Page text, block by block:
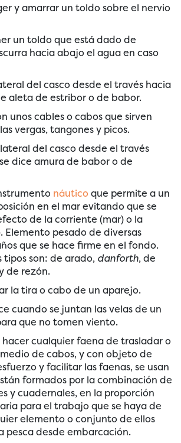
y amarrar un toldo sobre el nervio
un toldo que está dado de
hacia abajo el agua en caso
del casco desde el través hacia
aleta de estribor o de babor.
unos cables o cabos que sirven
vergas, tangones y picos.
del casco desde el través
dice amura de babor o de
náuticoque permite a un
en el mar evitando que se
de la corriente (mar) o la
Elemento pesado de diversas
que se hace firme en el fondo.
tipos son: de arado, danforth, de
de rezón.
la tira o cabo de un aparejo.
cuando se juntan las velas de un
que no tomen viento.
hacer cualquier faena de trasladar o
de cabos, y con objeto de
y facilitar las faenas, se usan
formados por la combinación de
y cuadernales, en la proporción
para el trabajo que se haya de
elemento o conjunto de ellos
pesca desde embarcación.